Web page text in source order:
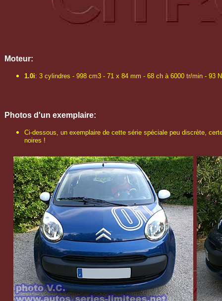
Moteur:
1.0i: 3 cylindres - 998 cm3 - 71 x 84 mm - 68 ch à 6000 tr/min - 93
Photos d'un exemplaire:
Ci-dessous, un exemplaire de cette série spéciale peu discrète,
noires !